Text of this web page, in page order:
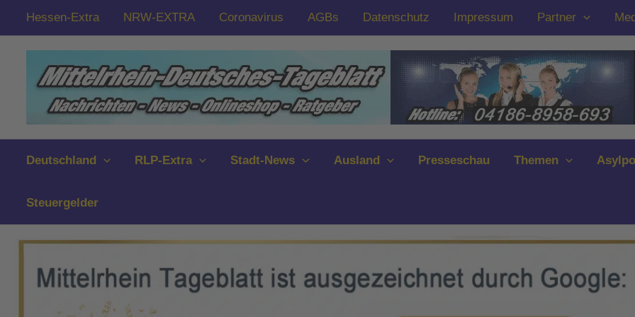
Zum
springen
Hessen-Extra NRW-EXTRA Coronavirus AGBs Datenschutz Impressum Partner
Deutschland RLP-Extra Stadt-News Ausland Presseschau Themen
Steuergelder